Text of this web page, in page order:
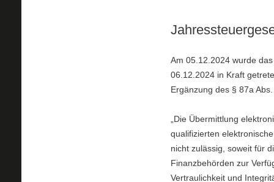
Am 05.12.2024 wurde
06.12.2024 in Kraft
Ergänzung des § 87a
„Die Übermittlung
qualifizierten
nicht zulässig, soweit für
Finanzbehörden zur
Vertraulichkeit und